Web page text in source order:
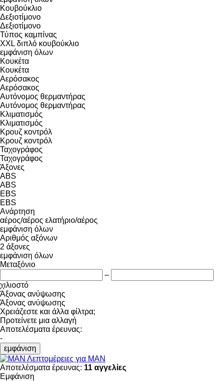
Κουβούκλιο
Δεξιοτίμονο
Δεξιοτίμονο
Τύπος καμπίνας
XXL διπλό κουβούκλιο
εμφάνιση όλων
Κουκέτα
Κουκέτα
Αερόσακος
Αερόσακος
Αυτόνομος θερμαντήρας
Αυτόνομος θερμαντήρας
Κλιματισμός
Κλιματισμός
Κρουζ κοντρόλ
Κρουζ κοντρόλ
Ταχογράφος
Ταχογράφος
Άξονες
ABS
ABS
EBS
EBS
Ανάρτηση
αέρος/αέρος ελατήριο/αέρος
εμφάνιση όλων
Αριθμός αξόνων
2 άξονες
εμφάνιση όλων
Μεταξόνιο
–
χιλιοστό
Άξονας ανύψωσης
Άξονας ανύψωσης
Χρειάζεστε και άλλα φίλτρα;
Προτείνετε μια αλλαγή
Αποτελέσματα έρευνας:
-
εμφάνιση
Λεπτομέρειες για MAN
Αποτελέσματα έρευνας: 11 αγγελίες
Εμφάνιση